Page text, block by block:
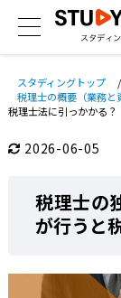
スタディングトップ /
税理士の概要（業務と
税理士法に引っかかる？
2026-06-05
税理士の
が行うと